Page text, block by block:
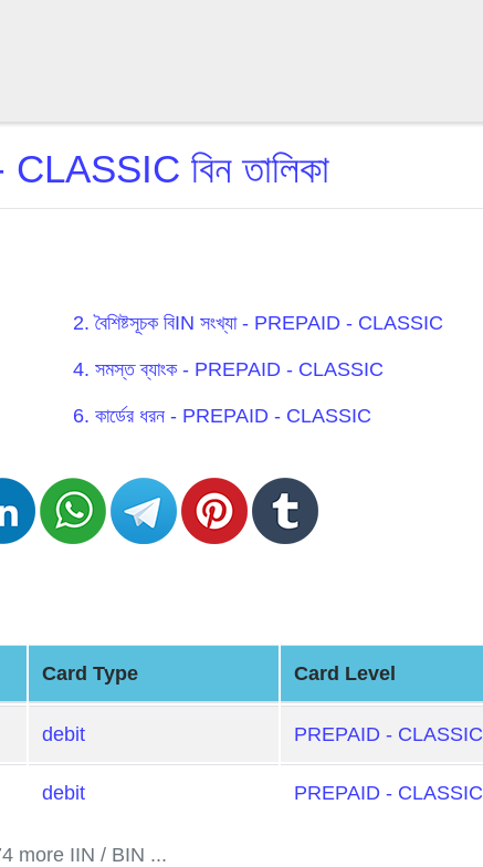
বিন তালিকা
2. বৈশিষ্টসূচক বিIN সংখ্যা - PREPAID - CLASSIC
4. সমস্ত ব্যাংক - PREPAID - CLASSIC
6. কার্ডের ধরন - PREPAID - CLASSIC
Card Type Card Level
debit PREPAID - CLASSIC
debit PREPAID - CLASSIC
more IIN / BIN ...